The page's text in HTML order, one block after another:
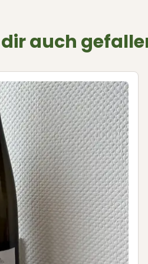
auch